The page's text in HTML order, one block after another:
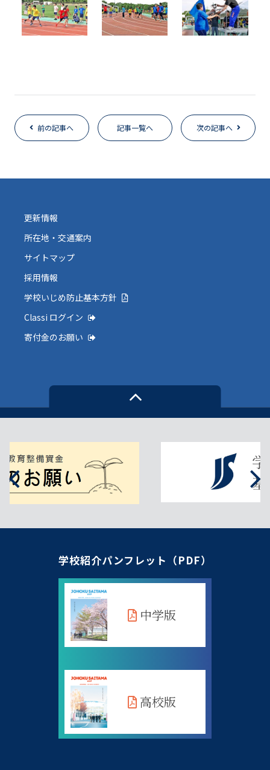
前の記事へ 記事一覧へ 次の記事へ
更新情報
所在地・交通案内
サイトマップ
採用情報
学校いじめ防止基本方針
Classi ログイン
寄付金のお願い
学校紹介パンフレット（PDF）
中学版
高校版